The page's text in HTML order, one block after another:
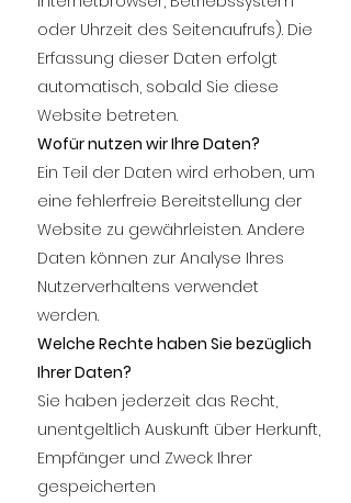
oder Uhrzeit des Seitenaufrufs). Die
Erfassung dieser Daten erfolgt
automatisch, sobald Sie diese
Website betreten.
Wofür nutzen wir Ihre Daten?
Ein Teil der Daten wird erhoben, um
eine fehlerfreie Bereitstellung der
Website zu gewährleisten. Andere
Daten können zur Analyse Ihres
Nutzerverhaltens verwendet
werden.
Welche Rechte haben Sie bezüglich
Ihrer Daten?
Sie haben jederzeit das Recht,
unentgeltlich Auskunft über Herkunft,
Empfänger und Zweck Ihrer
gespeicherten